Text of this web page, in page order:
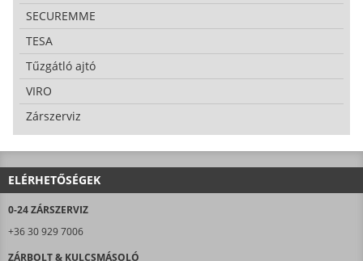
SECUREMME
TESA
Tűzgátló ajtó
VIRO
Zárszerviz
ELÉRHETŐSÉGEK
0-24 ZÁRSZERVIZ
+36 30 929 7006
ZÁRBOLT & KULCSMÁSOLÓ